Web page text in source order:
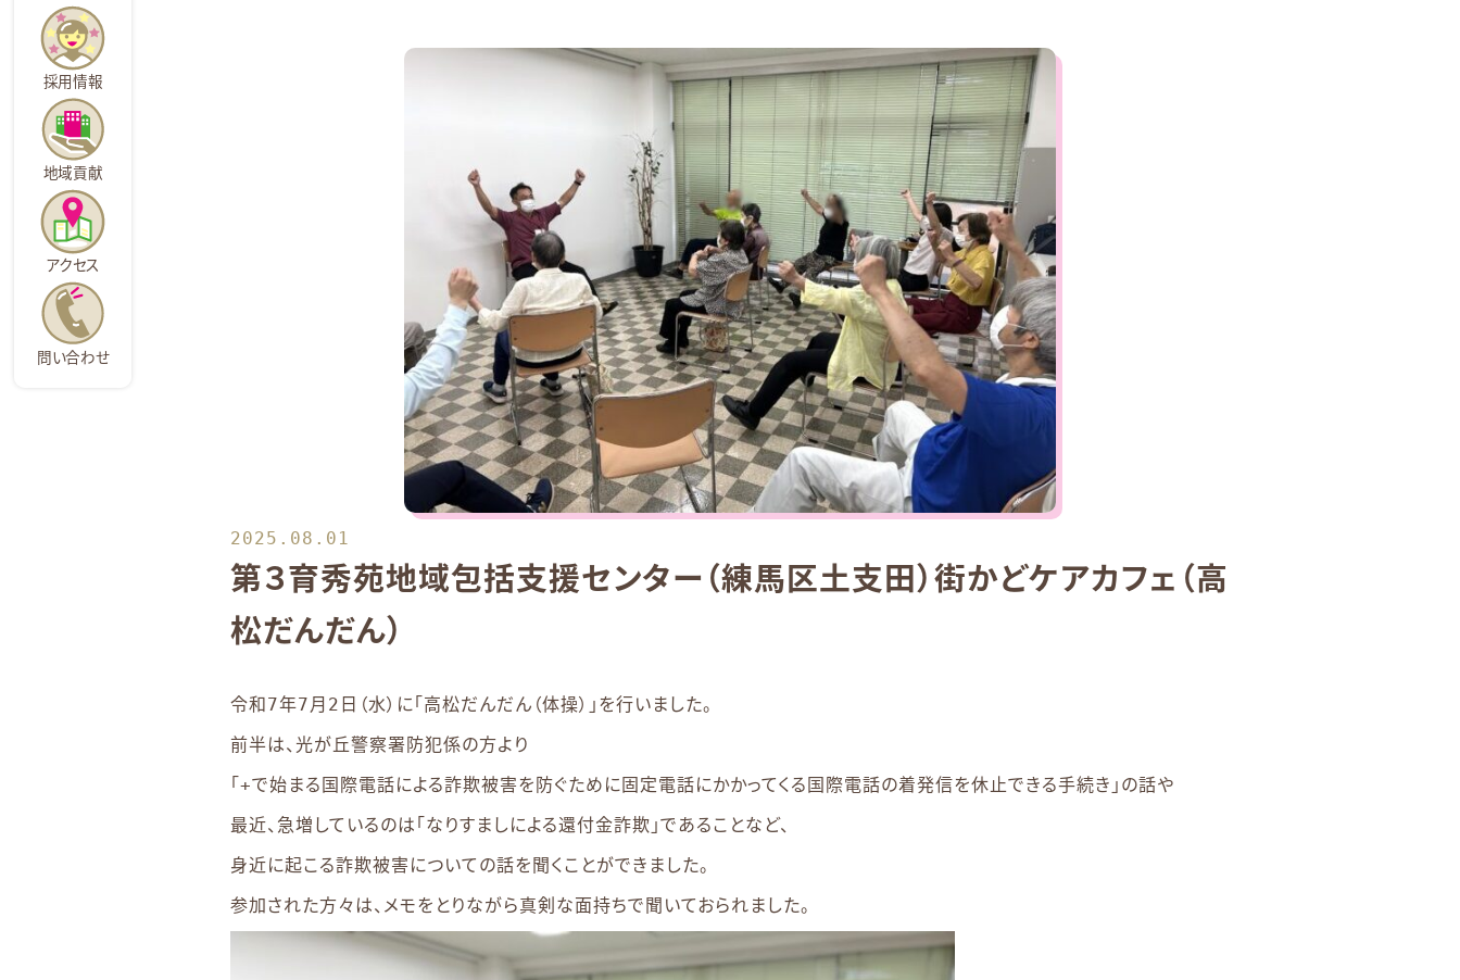
採用情報
地域貢献
アクセス
問い合わせ
2025.08.01
第３育秀苑地域包括支援センター（練馬区土支田）街かどケアカフェ（高
松だんだん）
令和7年7月2日（水）に「高松だんだん（体操）」を行いました。
前半は、光が丘警察署防犯係の方より
「+で始まる国際電話による詐欺被害を防ぐために固定電話にかかってくる国際電話の着発信を休止できる手続き」の話や
最近、急増しているのは「なりすましによる還付金詐欺」であることなど、
身近に起こる詐欺被害についての話を聞くことができました。
参加された方々は、メモをとりながら真剣な面持ちで聞いておられました。